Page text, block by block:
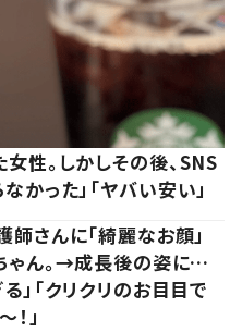
性。しかしその後、SNS
かった」「ヤバい安い」
さんに「綺麗なお顔」
ゃん。→成長後の姿に…
」「クリクリのお目目で
」